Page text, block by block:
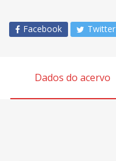
Facebook Twitter
Dados do acervo